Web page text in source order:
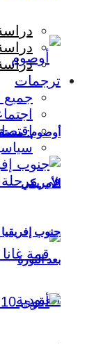
أوصوم:
الأمريكي
ترجمات
جميع
جنوب
بعد الثورة